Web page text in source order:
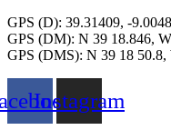
GPS (D): 39.31409, -
GPS (DM): N 39 18.846,
GPS (DMS): N 39 18 50.8,
Instagram